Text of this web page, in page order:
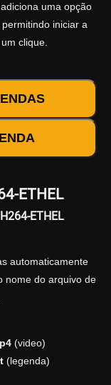
uma opção
iniciar a
clique.
ETHEL
ETHEL
automaticamente
nome do arquivo de
(video)
(legenda)